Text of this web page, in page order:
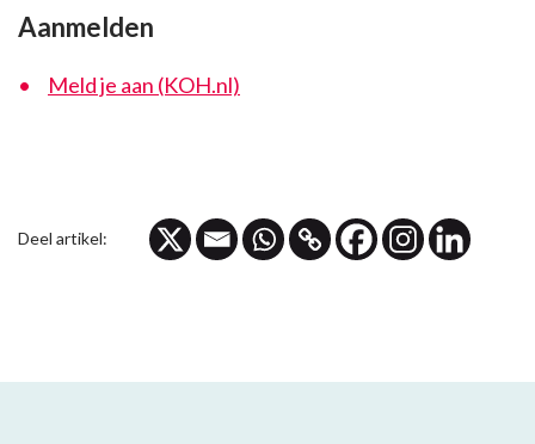
Aanmelden
Meld je aan (KOH.nl)
Deel artikel: